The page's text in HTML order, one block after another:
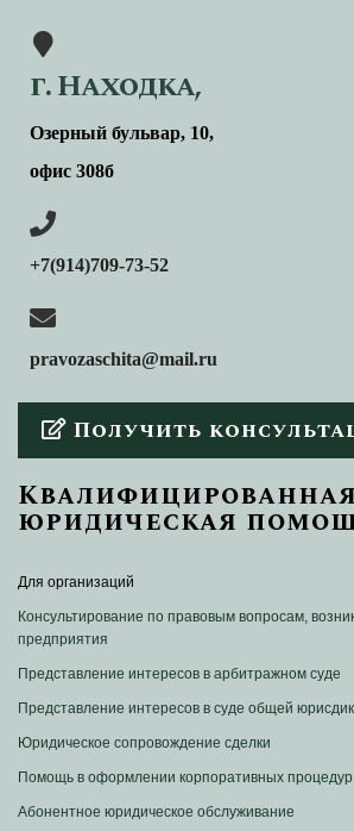
г. Находка,
Озерный бульвар, 10,
офис 308б
+7(914)709-73-52
pravozaschita@mail.ru
Получить
Квалифицированная
юридическая
Для организаций
Консультирование по правовым вопросам,
предприятия
Представление интересов в арбитражном суде
Представление интересов в суде общей
Юридическое сопровождение сделки
Помощь в оформлении корпоративных процедур
Абонентное юридическое обслуживание